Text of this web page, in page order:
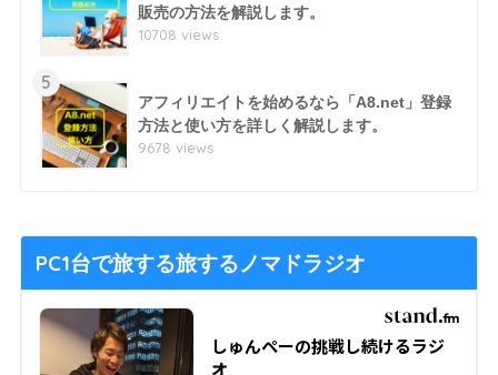
販売の方法を解説します。
10708 views
5
アフィリエイトを始めるなら「A8.net」登録
方法と使い方を詳しく解説します。
9678 views
PC1台で旅する旅するノマドラジオ